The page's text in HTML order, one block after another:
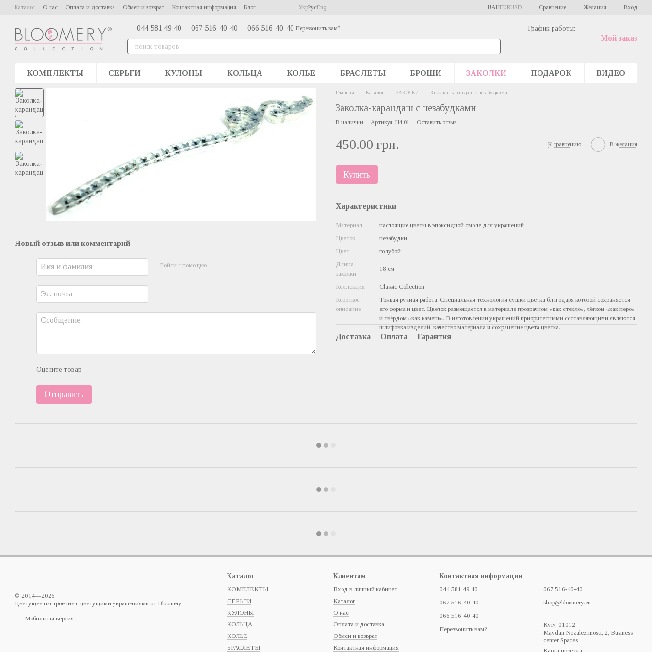
Перейти к основному контенту
Каталог О нас Оплата и доставка Обмен и возврат Контактная информация Блог УкрРусEng UAHEURUSD Сравнение Желания Вход
044 581 49 40 067 516-40-40 066 516-40-40 Перезвонить вам? График работы:
Мой заказ
КОМПЛЕКТЫ СЕРЬГИ КУЛОНЫ КОЛЬЦА КОЛЬЕ БРАСЛЕТЫ БРОШИ ЗАКОЛКИ ПОДАРОК ВИДЕО
Новый отзыв или комментарий
Войти с помощью
Оцените товар
Отправить
Главная Каталог ЗАКОЛКИ Заколка-карандаш с незабудками
Заколка-карандаш с незабудками
В наличии Артикул: Н4.01 Оставить отзыв
450.00 грн. К сравнению В желания
Купить
Характеристики
Материал
настоящие цветы в эпоксидной смоле для украшений
Цветок
незабудки
Цвет
голубой
Длина
заколки
18 см
Коллекция
Classic Collection
Короткое
описание
Тонкая ручная работа. Специальная технология сушки цветка благодаря которой сохраняется
его форма и цвет. Цветок размещается в материале прозрачном «как стекло», лёгком «как перо»
и твёрдом «как камень». В изготовлении украшений приоритетными составляющими являются
шлифовка изделий, качество материала и сохранение цвета цветка.
Доставка Оплата Гарантия
© 2014—2026
Цветущее настроение с цветущими украшениями от Bloomery
Мобильная версия
Каталог
КОМПЛЕКТЫ
СЕРЬГИ
КУЛОНЫ
КОЛЬЦА
КОЛЬЕ
БРАСЛЕТЫ
Клиентам
Вход в личный кабинет
Каталог
О нас
Оплата и доставка
Обмен и возврат
Контактная информация
Контактная информация
044 581 49 40
067 516-40-40
066 516-40-40
Перезвонить вам?
067 516-40-40
shop@bloomery.eu
Кyiv, 01012
Maydan Nezalezhnosti, 2, Business
center Spaces
Карта проезда